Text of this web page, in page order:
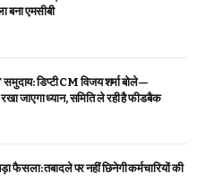
बना एमसीबी
डिप्टी CM विजय शर्मा बोले—
जाएगा ध्यान, समिति ले रही है फीडबैक
फैसला: तबादले पर नहीं छिनेगी कर्मचारियों की